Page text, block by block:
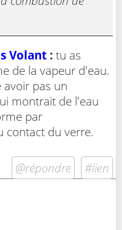
Volant : tu as
de la vapeur d'eau.
avoir pas un
montrait de l'eau
par
contact du verre.
@répondre #lien